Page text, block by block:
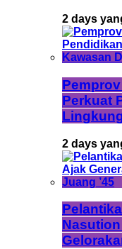
2 days
Perkuat
2 days